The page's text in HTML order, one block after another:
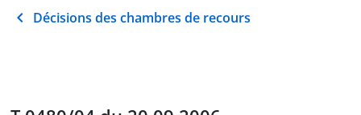
Décisions des chambres de recours